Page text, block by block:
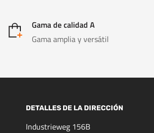
Gama de calidad A
Gama amplia y versátil
DETALLES DE LA DIRECCIÓN
Industrieweg 156B